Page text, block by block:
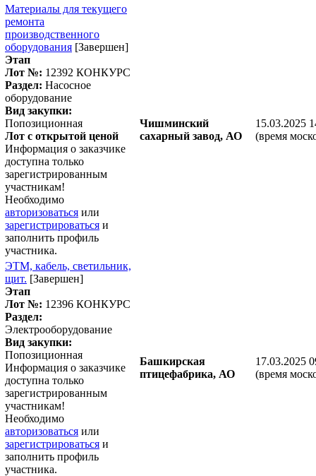
Материалы для текущего
ремонта
производственного
оборудования [Завершен]
Этап
Лот №: 12392 КОНКУРС
Раздел: Насосное
оборудование
Вид закупки:
Попозиционная
Лот с открытой ценой
Информация о заказчике
доступна только
зарегистрированным
участникам!
Необходимо
авторизоваться или
зарегистрироваться и
заполнить профиль
участника.
Чишминский
сахарный завод, АО
15.03.2025
(время
ЭТМ, кабель, светильник,
щит. [Завершен]
Этап
Лот №: 12396 КОНКУРС
Раздел:
Электрооборудование
Вид закупки:
Попозиционная
Информация о заказчике
доступна только
зарегистрированным
участникам!
Необходимо
авторизоваться или
зарегистрироваться и
заполнить профиль
участника.
Башкирская
птицефабрика, АО
17.03.2025
(время